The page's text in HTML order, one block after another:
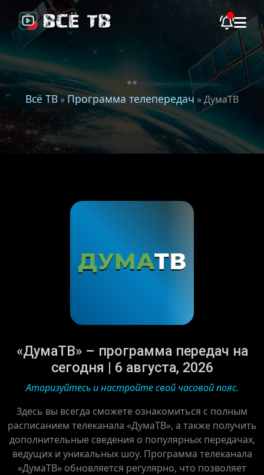
**
Всё ТВ»Программа телепередач » ДумаТВ
«ДумаТВ» – программа передач на
сегодня | 6 августа, 2026
Аторизуйтесь и настройте свой часовой пояс.
Здесь вы всегда сможете ознакомиться с полным
расписанием телеканала «ДумаТВ», а также получить
дополнительные сведения о популярных передачах,
ведущих и уникальных шоу. Программа телеканала
«ДумаТВ» обновляется регулярно, что позволяет